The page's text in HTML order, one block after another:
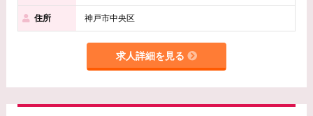
住所 神戸市中央区
求人詳細を見る